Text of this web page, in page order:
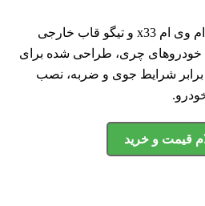
قاب خارجي لاستيک زاپاس ام وی ام x33 و تیگو قاب خارجی
خودروهای چری، طراحی شده برای
برابر شرایط جوی و ضربه، نصب
قیمت و خرید